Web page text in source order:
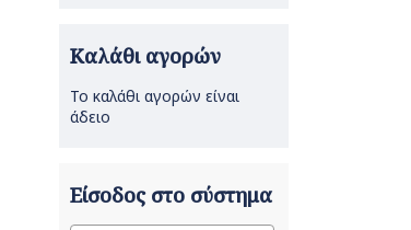
Καλάθι αγορών
Το καλάθι αγορών είναι
άδειο
Είσοδος στο σύστημα